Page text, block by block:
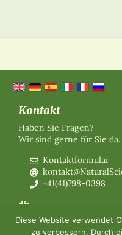
Kontakt
Haben Sie Fragen?
Wir sind gerne für Sie da.
Kontaktformular
+41(41)798-0398
Über uns
Organisation
Diese Website verwendet
zu verbessern. Durch